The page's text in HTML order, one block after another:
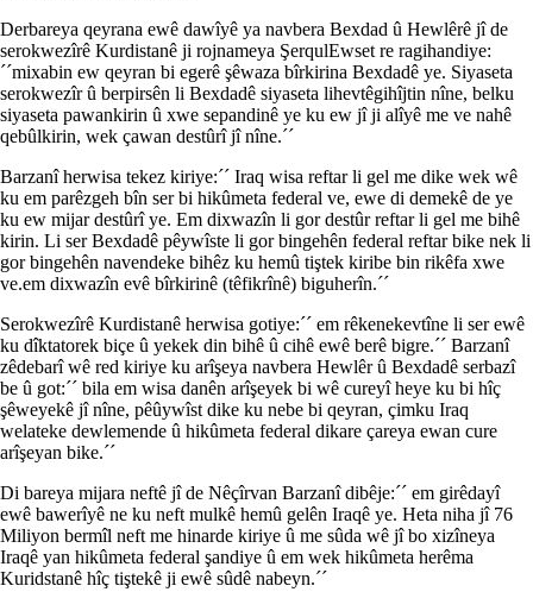
Derbareya qeyrana ewê dawîyê ya navbera Bexdad û Hewlêrê jî de
serokwezîrê Kurdistanê ji rojnameya ŞerqulEwset re ragihandiye:
´´mixabin ew qeyran bi egerê şêwaza bîrkirina Bexdadê ye. Siyaseta
serokwezîr û berpirsên li Bexdadê siyaseta lihevtêgihîjtin nîne, belku
siyaseta pawankirin û xwe sepandinê ye ku ew jî ji alîyê me ve nahê
qebûlkirin, wek çawan destûrî jî nîne.´´
Barzanî herwisa tekez kiriye:´´ Iraq wisa reftar li gel me dike wek wê
ku em parêzgeh bîn ser bi hikûmeta federal ve, ewe di demekê de ye
ku ew mijar destûrî ye. Em dixwazîn li gor destûr reftar li gel me bihê
kirin. Li ser Bexdadê pêywîste li gor bingehên federal reftar bike nek li
gor bingehên navendeke bihêz ku hemû tiştek kiribe bin rikêfa xwe
ve.em dixwazîn evê bîrkirinê (têfikrînê) biguherîn.´´
Serokwezîrê Kurdistanê herwisa gotiye:´´ em rêkenekevtîne li ser ewê
ku dîktatorek biçe û yekek din bihê û cihê ewê berê bigre.´´ Barzanî
zêdebarî wê red kiriye ku arîşeya navbera Hewlêr û Bexdadê serbazî
be û got:´´ bila em wisa danên arîşeyek bi wê cureyî heye ku bi hîç
şêweyekê jî nîne, pêûywîst dike ku nebe bi qeyran, çimku Iraq
welateke dewlemende û hikûmeta federal dikare çareya ewan cure
arîşeyan bike.´´
Di bareya mijara neftê jî de Nêçîrvan Barzanî dibêje:´´ em girêdayî
ewê bawerîyê ne ku neft mulkê hemû gelên Iraqê ye. Heta niha jî 76
Miliyon bermîl neft me hinarde kiriye û me sûda wê jî bo xizîneya
Iraqê yan hikûmeta federal şandiye û em wek hikûmeta herêma
Kuridstanê hîç tiştekê ji ewê sûdê nabeyn.´´